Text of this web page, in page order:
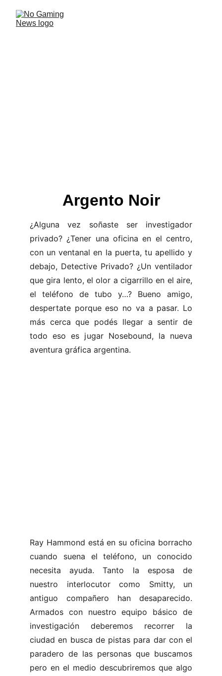
Argento Noir
¿Alguna vez soñaste ser investigador
privado? ¿Tener una oficina en el centro,
con un ventanal en la puerta, tu apellido y
debajo, Detective Privado? ¿Un ventilador
que gira lento, el olor a cigarrillo en el aire,
el teléfono de tubo y…? Bueno amigo,
despertate porque eso no va a pasar. Lo
más cerca que podés llegar a sentir de
todo eso es jugar Nosebound, la nueva
aventura gráfica argentina.
Ray Hammond está en su oficina borracho
cuando suena el teléfono, un conocido
necesita ayuda. Tanto la esposa de
nuestro interlocutor como Smitty, un
antiguo compañero han desaparecido.
Armados con nuestro equipo básico de
investigación deberemos recorrer la
ciudad en busca de pistas para dar con el
paradero de las personas que buscamos
pero en el medio descubriremos que algo